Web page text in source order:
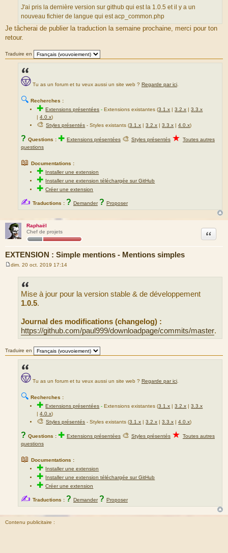
e
s
a
o
u
c
u
m
e
s
J'ai pris la dernière version sur github qui est la 1.0.5 et il y a un
nouveau fichier de langue qui est acp_common.php
Je tâcherai de publier la traduction la semaine prochaine, merci pour ton
retour.
Traduire en
Tu as un forum et tu veux aussi un site web ? Regarde par ici.
🔍 Recherches :
✚Extensions présentées -Extensions existantes (3.1.x |3.2.x |3.3.x
|4.0.x)
🎨Styles présentés - Styles existants (3.1.x |3.2.x |3.3.x |4.0.x)
? Questions : ✚ Extensions présentées 🎨 Styles présentés ★ Toutes autres
questions
📖 Documentations :
✚ Installer une extension
✚ Installer une extension téléchargée sur GitHub
✚Créer une extension
✍ Traductions : ? Demander ? Proposer
Raphaël
Chef de projets
EXTENSION : Simple mentions - Mentions simples
Citation
dim. 20 oct. 2019 17:14
Mise à jour pour la version stable & de développement
1.0.5.
Journal des modifications (changelog) :
https://github.com/paul999/downloadpage/commits/master.
Traduire en
Tu as un forum et tu veux aussi un site web ? Regarde par ici.
🔍 Recherches :
✚Extensions présentées -Extensions existantes (3.1.x |3.2.x |3.3.x
|4.0.x)
🎨Styles présentés - Styles existants (3.1.x |3.2.x |3.3.x |4.0.x)
? Questions : ✚ Extensions présentées 🎨 Styles présentés ★ Toutes autres
questions
📖 Documentations :
✚ Installer une extension
✚ Installer une extension téléchargée sur GitHub
✚Créer une extension
✍ Traductions : ? Demander ? Proposer
Contenu publicitaire :